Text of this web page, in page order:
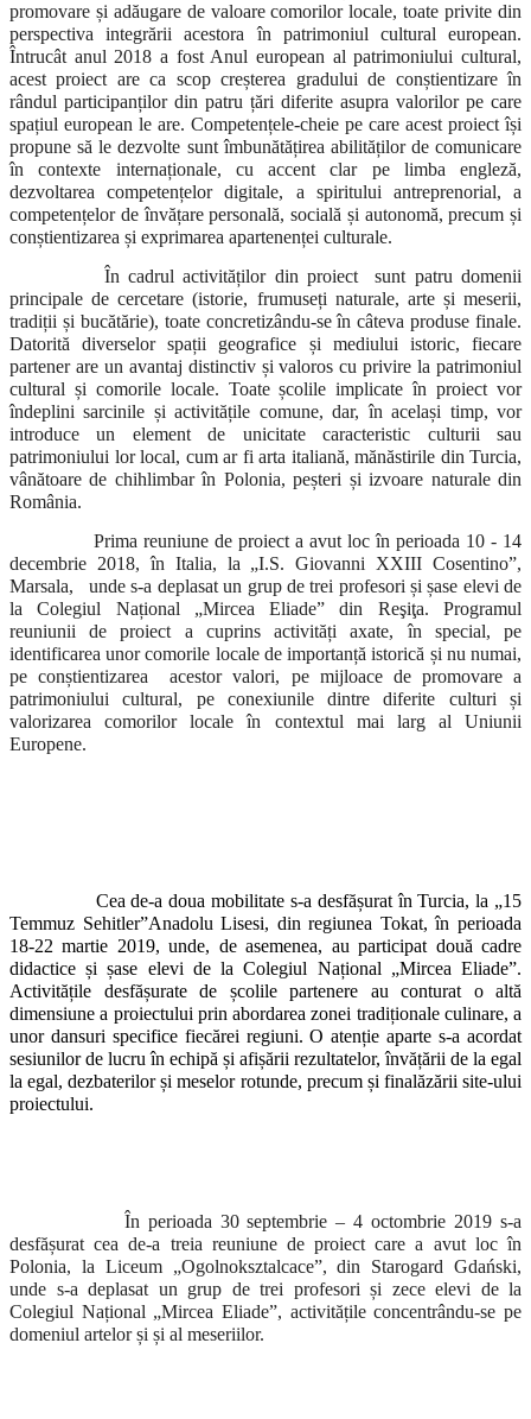
promovare și adăugare de valoare comorilor locale, toate privite din
perspectiva integrării acestora în patrimoniul cultural european.
Întrucât anul 2018 a fost Anul european al patrimoniului cultural,
acest proiect are ca scop creșterea gradului de conștientizare în
rândul participanților din patru țări diferite asupra valorilor pe care
spațiul european le are. Competențele-cheie pe care acest proiect își
propune să le dezvolte sunt îmbunătățirea abilităților de comunicare
în contexte internaționale, cu accent clar pe limba engleză,
dezvoltarea competențelor digitale, a spiritului antreprenorial, a
competențelor de învățare personală, socială și autonomă, precum și
conștientizarea și exprimarea apartenenței culturale.
În cadrul activităților din proiect sunt patru domenii
principale de cercetare (istorie, frumuseți naturale, arte și meserii,
tradiții și bucătărie), toate concretizându-se în câteva produse finale.
Datorită diverselor spații geografice și mediului istoric, fiecare
partener are un avantaj distinctiv și valoros cu privire la patrimoniul
cultural și comorile locale. Toate școlile implicate în proiect vor
îndeplini sarcinile și activitățile comune, dar, în același timp, vor
introduce un element de unicitate caracteristic culturii sau
patrimoniului lor local, cum ar fi arta italiană, mănăstirile din Turcia,
vânătoare de chihlimbar în Polonia, peșteri și izvoare naturale din
România.
Prima reuniune de proiect a avut loc în perioada 10 - 14
decembrie 2018, în Italia, la „I.S. Giovanni XXIII Cosentino”,
Marsala, unde s-a deplasat un grup de trei profesori și șase elevi de
la Colegiul Național „Mircea Eliade” din Reşiţa. Programul
reuniunii de proiect a cuprins activități axate, în special, pe
identificarea unor comorile locale de importanță istorică și nu numai,
pe conștientizarea acestor valori, pe mijloace de promovare a
patrimoniului cultural, pe conexiunile dintre diferite culturi și
valorizarea comorilor locale în contextul mai larg al Uniunii
Europene.
Cea de-a doua mobilitate s-a desfășurat în Turcia, la „15
Temmuz Sehitler”Anadolu Lisesi, din regiunea Tokat, în perioada
18-22 martie 2019, unde, de asemenea, au participat două cadre
didactice și șase elevi de la Colegiul Național „Mircea Eliade”.
Activitățile desfășurate de școlile partenere au conturat o altă
dimensiune a proiectului prin abordarea zonei tradiționale culinare, a
unor dansuri specifice fiecărei regiuni. O atenție aparte s-a acordat
sesiunilor de lucru în echipă și afișării rezultatelor, învățării de la egal
la egal, dezbaterilor și meselor rotunde, precum și finalăzării site-ului
proiectului.
În perioada 30 septembrie – 4 octombrie 2019 s-a
desfășurat cea de-a treia reuniune de proiect care a avut loc în
Polonia, la Liceum „Ogolnoksztalcace”, din Starogard Gdański,
unde s-a deplasat un grup de trei profesori și zece elevi de la
Colegiul Național „Mircea Eliade”, activitățile concentrându-se pe
domeniul artelor și și al meseriilor.